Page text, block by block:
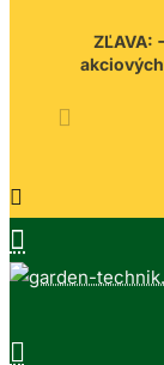
ZĽAVA: